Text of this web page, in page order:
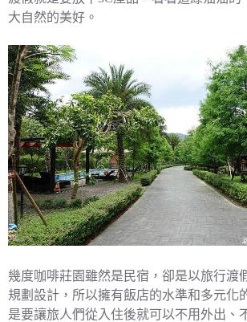
大自然的美好。
幾度咖啡莊園雖然是民宿，卻是以旅行渡
規劃設計，所以擁有飯店的水準和多元化
是要讓旅人們從入住後就可以不用外出、